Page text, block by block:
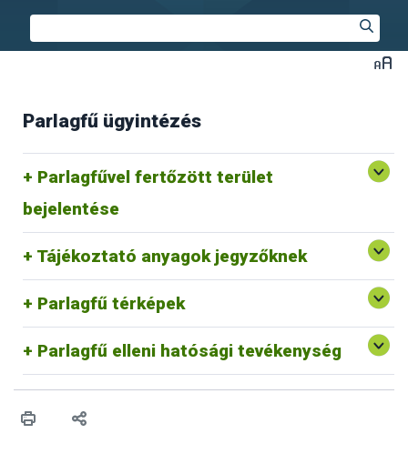
Parlagfű ügyintézés
Parlagfűvel fertőzött terület
bejelentése
Parlagfű Bejelentő Rendszer
Egyéb p arlagfű bejelentési lehetőségek
Tájékoztató anyagok jegyzőknek
Védekezés a parlagfű és az egyéb gyomnövények ellen
Parlagfű térképek
Parlagfű információs térkép
Parlagfű bejelentés térkép
Parlagfű elleni hatósági tevékenység
Parlagfű elleni hatósági tevékenység belterületen
Parlagfű elleni hatósági tevékenység külterületen